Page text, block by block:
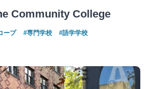
Community College
ープ #専門学校 #語学学校